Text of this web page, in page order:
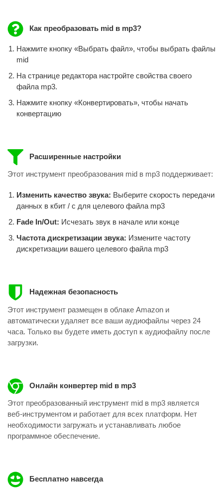
Как преобразовать mid в mp3?
Нажмите кнопку «Выбрать файл», чтобы выбрать файлы
mid
На странице редактора настройте свойства своего
файла mp3.
Нажмите кнопку «Конвертировать», чтобы начать
конвертацию
Расширенные настройки
Этот инструмент преобразования mid в mp3 поддерживает:
Изменить качество звука: Выберите скорость передачи
данных в кбит / с для целевого файла mp3
Fade In/Out: Исчезать звук в начале или конце
Частота дискретизации звука: Измените частоту
дискретизации вашего целевого файла mp3
Надежная безопасность
Этот инструмент размещен в облаке Amazon и
автоматически удаляет все ваши аудиофайлы через 24
часа. Только вы будете иметь доступ к аудиофайлу после
загрузки.
Онлайн конвертер mid в mp3
Этот преобразованный инструмент mid в mp3 является
веб-инструментом и работает для всех платформ. Нет
необходимости загружать и устанавливать любое
программное обеспечение.
Бесплатно навсегда